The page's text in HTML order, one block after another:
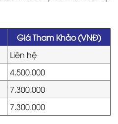
Giá Tham Khảo (VNĐ)
Liên hệ
4.500.000
7.300.000
7.300.000